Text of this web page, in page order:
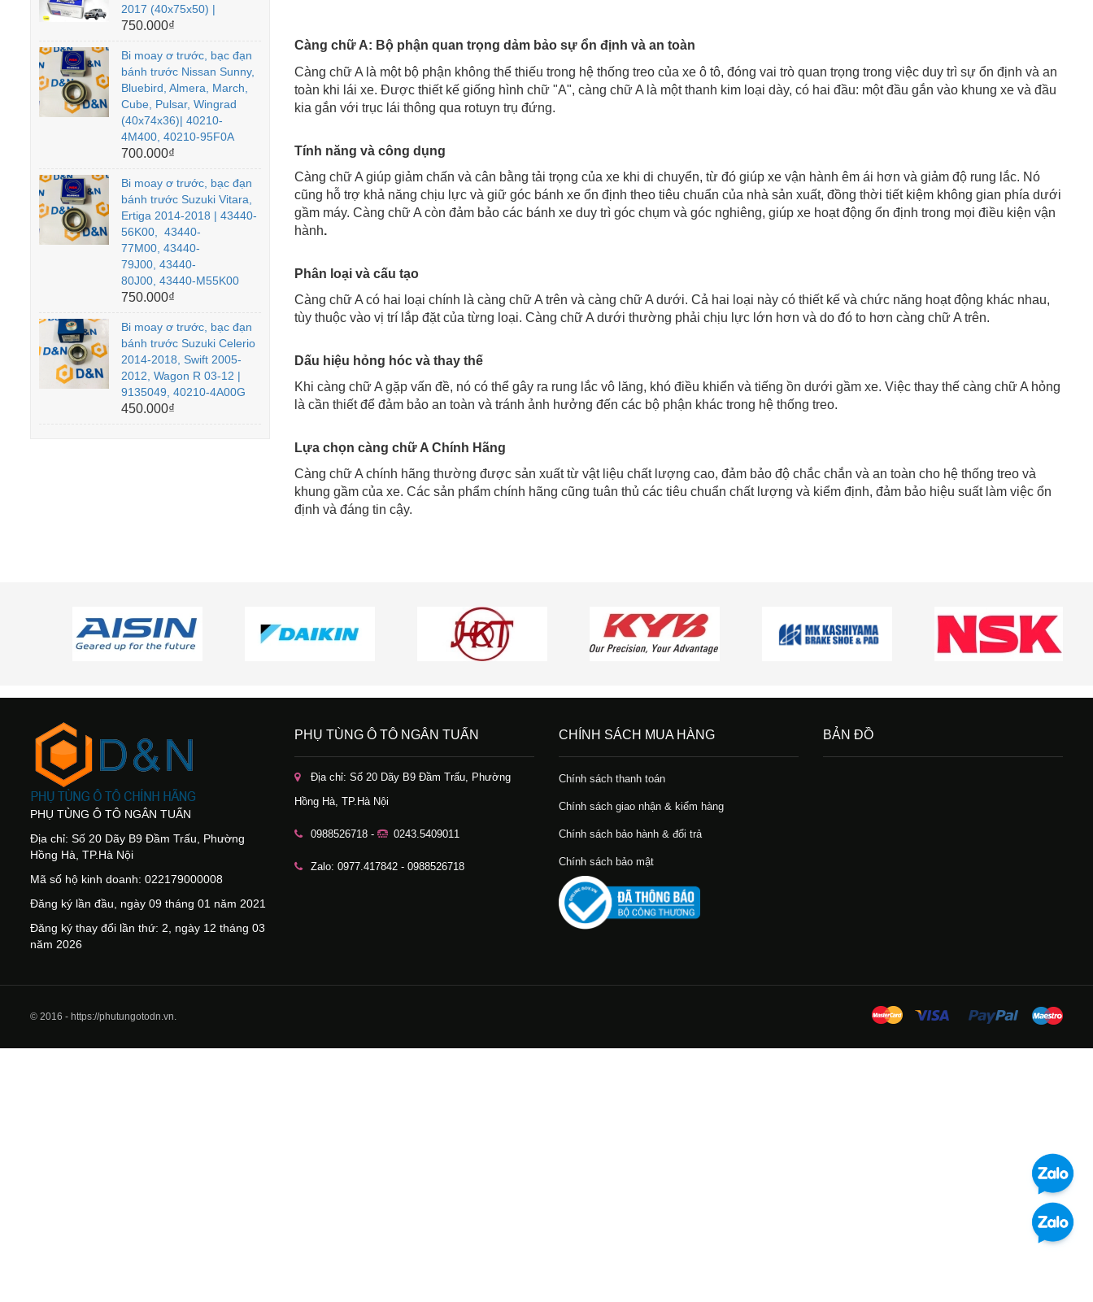
Càng chữ A: Bộ phận quan trọng dảm bảo sự ổn định và an toàn
Càng chữ A là một bộ phận không thể thiếu trong hệ thống treo của xe ô tô, đóng vai trò quan trọng trong việc duy trì sự ổn định và an
toàn khi lái xe. Được thiết kế giống hình chữ "A", càng chữ A là một thanh kim loại dày, có hai đầu: một đầu gắn vào khung xe và đầu
kia gắn với trục lái thông qua rotuyn trụ đứng.
Tính năng và công dụng
Càng chữ A giúp giảm chấn và cân bằng tải trọng của xe khi di chuyển, từ đó giúp xe vận hành êm ái hơn và giảm độ rung lắc. Nó
cũng hỗ trợ khả năng chịu lực và giữ góc bánh xe ổn định theo tiêu chuẩn của nhà sản xuất, đồng thời tiết kiệm không gian phía dưới
gầm máy. Càng chữ A còn đảm bảo các bánh xe duy trì góc chụm và góc nghiêng, giúp xe hoạt động ổn định trong mọi điều kiện vận
hành.
Phân loại và cấu tạo
Càng chữ A có hai loại chính là càng chữ A trên và càng chữ A dưới. Cả hai loại này có thiết kế và chức năng hoạt động khác nhau,
tùy thuộc vào vị trí lắp đặt của từng loại. Càng chữ A dưới thường phải chịu lực lớn hơn và do đó to hơn càng chữ A trên.
Dấu hiệu hỏng hóc và thay thế
Khi càng chữ A gặp vấn đề, nó có thể gây ra rung lắc vô lăng, khó điều khiển và tiếng ồn dưới gầm xe. Việc thay thế càng chữ A hỏng
là cần thiết để đảm bảo an toàn và tránh ảnh hưởng đến các bộ phận khác trong hệ thống treo.
Lựa chọn càng chữ A Chính Hãng
Càng chữ A chính hãng thường được sản xuất từ vật liệu chất lượng cao, đảm bảo độ chắc chắn và an toàn cho hệ thống treo và
khung gầm của xe. Các sản phẩm chính hãng cũng tuân thủ các tiêu chuẩn chất lượng và kiểm định, đảm bảo hiệu suất làm việc ổn
định và đáng tin cậy.
2017 (40x75x50) |
750.000₫
Bi moay ơ trước, bạc đạn
bánh trước Nissan Sunny,
Bluebird, Almera, March,
Cube, Pulsar, Wingrad
(40x74x36)| 40210-
4M400, 40210-95F0A
700.000₫
Bi moay ơ trước, bạc đạn
bánh trước Suzuki Vitara,
Ertiga 2014-2018 | 43440-
56K00, 43440-
77M00, 43440-
79J00, 43440-
80J00, 43440-M55K00
750.000₫
Bi moay ơ trước, bạc đạn
bánh trước Suzuki Celerio
2014-2018, Swift 2005-
2012, Wagon R 03-12 |
9135049, 40210-4A00G
450.000₫
PHỤ TÙNG Ô TÔ NGÂN TUẤN
Địa chỉ: Số 20 Dãy B9 Đầm Trấu, Phường
Hồng Hà, TP.Hà Nội
Mã số hộ kinh doanh: 022179000008
Đăng ký lần đầu, ngày 09 tháng 01 năm 2021
Đăng ký thay đổi lần thứ: 2, ngày 12 tháng 03
năm 2026
PHỤ TÙNG Ô TÔ NGÂN TUẤN
Địa chỉ: Số 20 Dãy B9 Đầm Trấu, Phường
Hồng Hà, TP.Hà Nội
0988526718 - 0243.5409011
Zalo: 0977.417842 - 0988526718
CHÍNH SÁCH MUA HÀNG
Chính sách thanh toán
Chính sách giao nhận & kiểm hàng
Chính sách bảo hành & đổi trả
Chính sách bảo mật
BẢN ĐỒ
© 2016 - https://phutungotodn.vn.